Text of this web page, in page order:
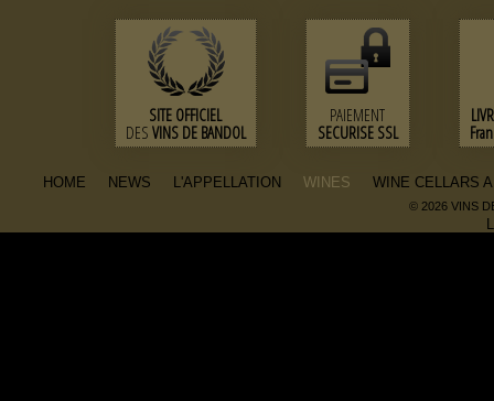
SITE OFFICIEL
DES VINS DE BANDOL
PAIEMENT
SECURISE SSL
HOME NEWS L'APPELLATION WINES WINE CELLARS
© 2026 VINS